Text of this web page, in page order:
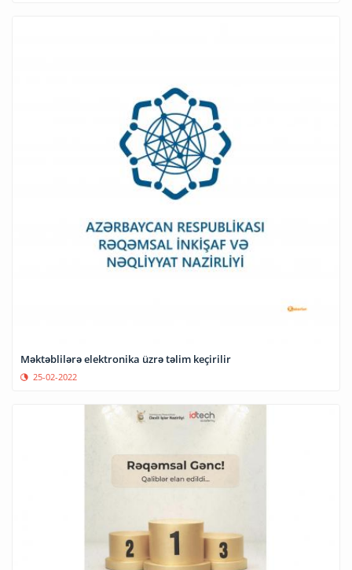
Məktəblilərə elektronika üzrə təlim keçirilir
25-02-2022